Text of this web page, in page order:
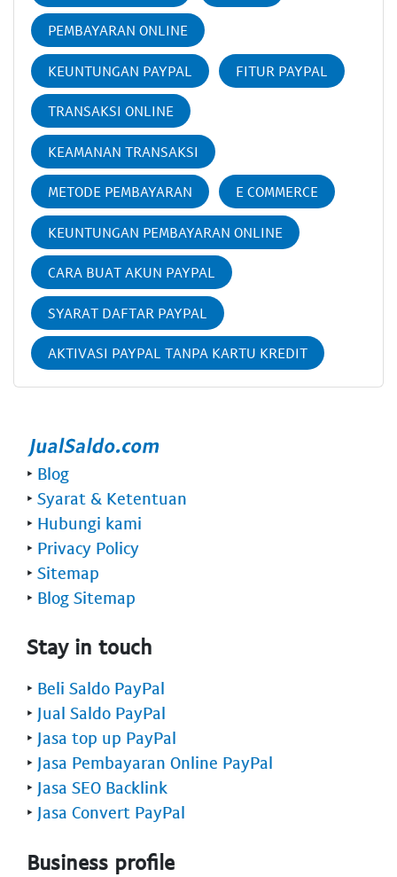
PEMBAYARAN ONLINE
KEUNTUNGAN PAYPAL FITUR PAYPAL
TRANSAKSI ONLINE
KEAMANAN TRANSAKSI
METODE PEMBAYARAN E COMMERCE
KEUNTUNGAN PEMBAYARAN ONLINE
CARA BUAT AKUN PAYPAL
SYARAT DAFTAR PAYPAL
AKTIVASI PAYPAL TANPA KARTU KREDIT
‣ Blog
‣ Syarat & Ketentuan
‣ Hubungi kami
‣ Privacy Policy
‣ Sitemap
‣ Blog Sitemap
Stay in touch
‣ Beli Saldo PayPal
‣ Jual Saldo PayPal
‣ Jasa top up PayPal
‣ Jasa Pembayaran Online PayPal
‣ Jasa SEO Backlink
‣ Jasa Convert PayPal
Business profile